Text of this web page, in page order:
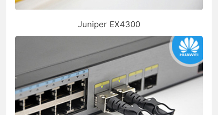
Juniper EX4300